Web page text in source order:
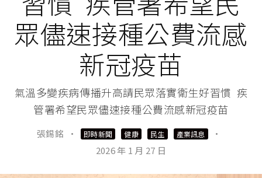
眾儘速接種公費流感
新冠疫苗
氣溫多變疾病傳播升高請民眾落實衛生好習慣 疾
管署希望民眾儘速接種公費流感新冠疫苗
張錫銘 · 即時新聞 健康 民生 產業訊息
·
2026 年 1 月 27 日